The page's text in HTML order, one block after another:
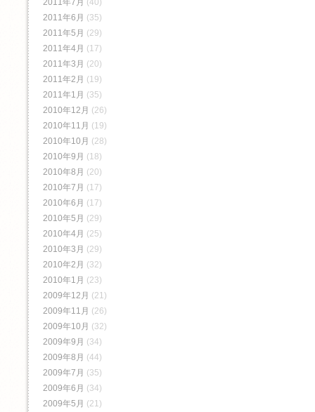
2011年7月
(40)
2011年6月 (35)
2011年5月 (29)
2011年4月 (17)
2011年3月 (20)
2011年2月 (19)
2011年1月 (35)
2010年12月 (26)
2010年11月 (19)
2010年10月 (28)
2010年9月 (18)
2010年8月 (20)
2010年7月 (17)
2010年6月 (17)
2010年5月 (29)
2010年4月 (25)
2010年3月 (29)
2010年2月 (32)
2010年1月 (23)
2009年12月 (21)
2009年11月 (26)
2009年10月 (32)
2009年9月 (34)
2009年8月 (44)
2009年7月 (35)
2009年6月 (34)
2009年5月 (21)